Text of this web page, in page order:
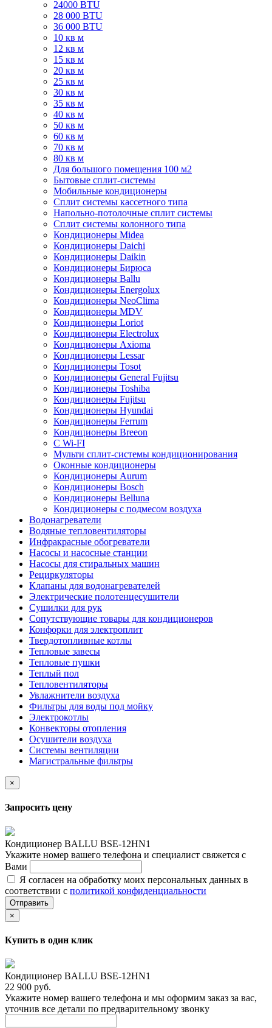
24000 BTU
28 000 BTU
36 000 BTU
10 кв м
12 кв м
15 кв м
20 кв м
25 кв м
30 кв м
35 кв м
40 кв м
50 кв м
60 кв м
70 кв м
80 кв м
Для большого помещения 100 м2
Бытовые сплит-системы
Мобильные кондиционеры
Сплит системы кассетного типа
Напольно-потолочные сплит системы
Сплит системы колонного типа
Кондиционеры Midea
Кондиционеры Daichi
Кондиционеры Daikin
Кондиционеры Бирюса
Кондиционеры Ballu
Кондиционеры Energolux
Кондиционеры NeoClima
Кондиционеры MDV
Кондиционеры Loriot
Кондиционеры Electrolux
Кондиционеры Axioma
Кондиционеры Lessar
Кондиционеры Tosot
Кондиционеры General Fujitsu
Кондиционеры Toshiba
Кондиционеры Fujitsu
Кондиционеры Hyundai
Кондиционеры Ferrum
Кондиционеры Breeon
С Wi-FI
Мульти сплит-системы кондиционирования
Оконные кондиционеры
Кондиционеры Aurum
Кондиционеры Bosch
Кондиционеры Belluna
Кондиционеры с подмесом воздуха
Водонагреватели
Водяные тепловентиляторы
Инфракрасные обогреватели
Насосы и насосные станции
Насосы для стиральных машин
Рециркуляторы
Клапаны для водонагревателей
Электрические полотенцесушители
Сушилки для рук
Сопутствующие товары для кондиционеров
Конфорки для электроплит
Твердотопливные котлы
Тепловые завесы
Тепловые пушки
Теплый пол
Тепловентиляторы
Увлажнители воздуха
Фильтры для воды под мойку
Электрокотлы
Конвекторы отопления
Осушители воздуха
Системы вентиляции
Магистральные фильтры
×
Запросить цену
Кондиционер BALLU BSE-12HN1
Укажите номер вашего телефона и специалист свяжется с
Вами
Я согласен на обработку моих персональных данных в
соответствии с политикой конфиденциальности
Отправить
×
Купить в один клик
Кондиционер BALLU BSE-12HN1
22 900 руб.
Укажите номер вашего телефона и мы оформим заказ за вас,
уточнив все детали по предварительному звонку